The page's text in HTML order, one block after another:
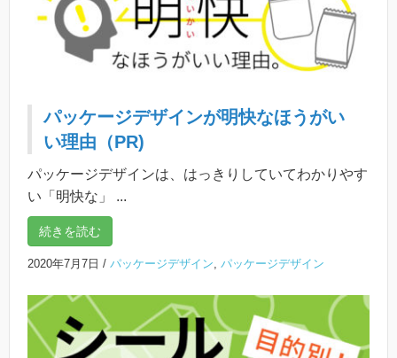
パッケージデザインが明快なほうがい
い理由（PR)
パッケージデザインは、はっきりしていてわかりやす
い「明快な」 ...
続きを読む
2020年7月7日 / パッケージデザイン, パッケージデザイン